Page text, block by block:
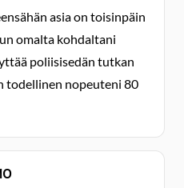
asia on toisinpäin
omalta kohdaltani
poliisisedän tutkan
todellinen nopeuteni 80